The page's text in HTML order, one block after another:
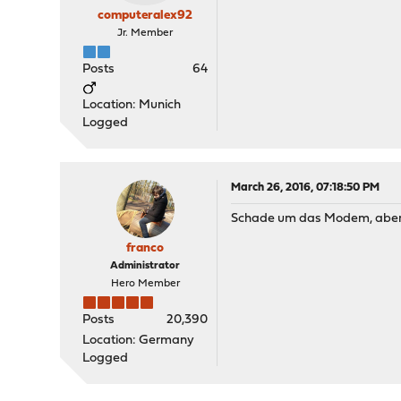
computeralex92
Jr. Member
Posts 64
Location: Munich
Logged
franco
Administrator
Hero Member
Posts
20,390
Location: Germany
Logged
March 26, 2016, 07:18:50 PM
Schade um das Modem,